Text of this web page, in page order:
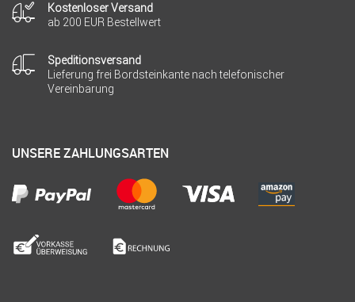
Kostenloser Versand
ab 200 EUR Bestellwert
Speditionsversand
Lieferung frei Bordsteinkante nach telefonischer
Vereinbarung
UNSERE ZAHLUNGSARTEN